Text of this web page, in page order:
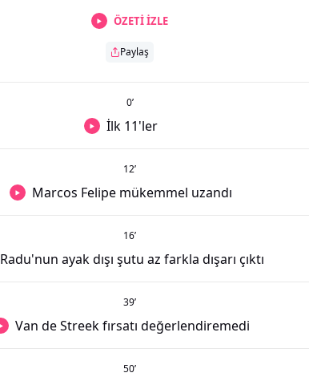
ÖZETİ İZLE
Paylaş
0’
İlk 11'ler
12’
Marcos Felipe mükemmel uzandı
16’
Radu'nun ayak dışı şutu az farkla dışarı çıktı
39’
Van de Streek fırsatı değerlendiremedi
50’